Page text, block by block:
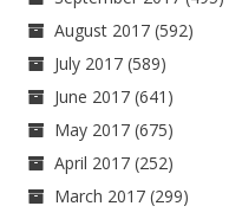
August 2017 (592)
July 2017 (589)
June 2017 (641)
May 2017 (675)
April 2017 (252)
March 2017 (299)